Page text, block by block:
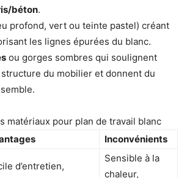
béton.
profond, vert ou teinte pastel) créant
les lignes épurées du blanc.
ou gorges sombres qui soulignent
du mobilier et donnent du
matériaux pour plan de travail blanc
Inconvénients
d’entretien,
Sensible à la
chaleur,